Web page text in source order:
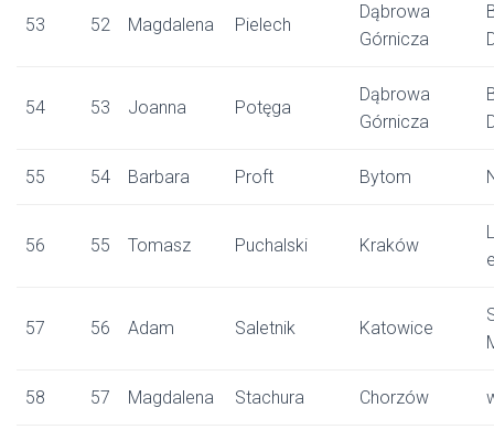
53 52 Magdalena Pielech
Dąbrowa
Górnicza
54 53 Joanna Potęga
Dąbrowa
Górnicza
55 54 Barbara Proft Bytom
56 55 Tomasz Puchalski Kraków
57 56 Adam Saletnik Katowice
58 57 Magdalena Stachura Chorzów